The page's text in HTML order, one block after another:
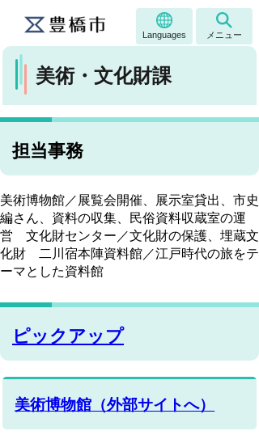
Languages メニュー
美術・文化財課
担当事務
美術博物館／展覧会開催、展示室貸出、市史
編さん、資料の収集、民俗資料収蔵室の運
営 文化財センター／文化財の保護、埋蔵文
化財 二川宿本陣資料館／江戸時代の旅をテ
ーマとした資料館
ピックアップ
美術博物館（外部サイトへ）